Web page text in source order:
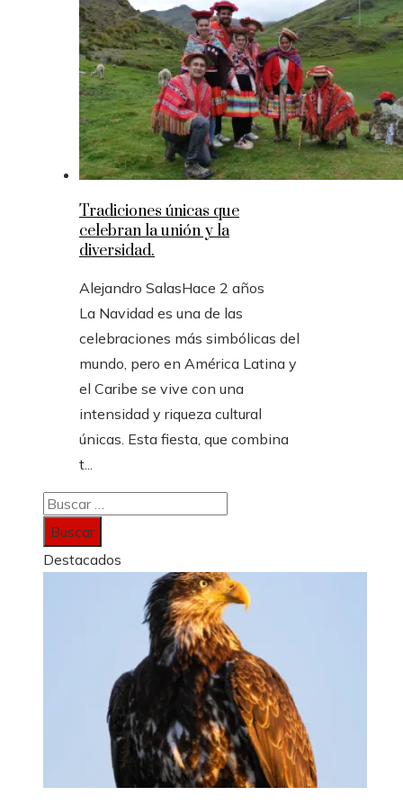
Tradiciones únicas que
celebran la unión y la
diversidad.
Alejandro SalasHace 2 años
La Navidad es una de las
celebraciones más simbólicas del
mundo, pero en América Latina y
el Caribe se vive con una
intensidad y riqueza cultural
únicas. Esta fiesta, que combina
t...
Buscar:
Destacados